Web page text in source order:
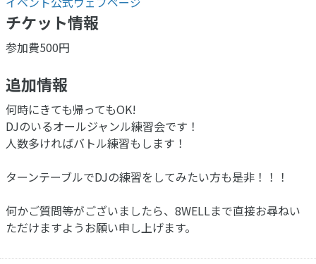
チケット情報
参加費500円
追加情報
何時にきても帰ってもOK!
DJのいるオールジャンル練習会です！
人数多ければバトル練習もします！
ターンテーブルでDJの練習をしてみたい方も是非！！！
何かご質問等がございましたら、8WELLまで直接お尋ねい
ただけますようお願い申し上げます。